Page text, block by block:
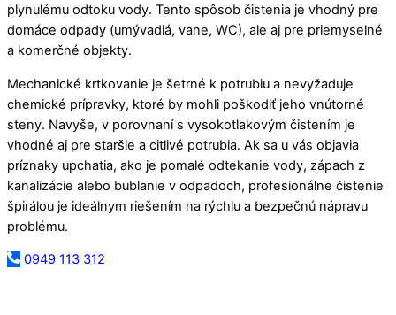
plynulému odtoku vody. Tento spôsob čistenia je vhodný pre
domáce odpady (umývadlá, vane, WC), ale aj pre priemyselné
a komerčné objekty.
Mechanické krtkovanie je šetrné k potrubiu a nevyžaduje
chemické prípravky, ktoré by mohli poškodiť jeho vnútorné
steny. Navyše, v porovnaní s vysokotlakovým čistením je
vhodné aj pre staršie a citlivé potrubia. Ak sa u vás objavia
príznaky upchatia, ako je pomalé odtekanie vody, zápach z
kanalizácie alebo bublanie v odpadoch, profesionálne čistenie
špirálou je ideálnym riešením na rýchlu a bezpečnú nápravu
problému.
0949 113 312